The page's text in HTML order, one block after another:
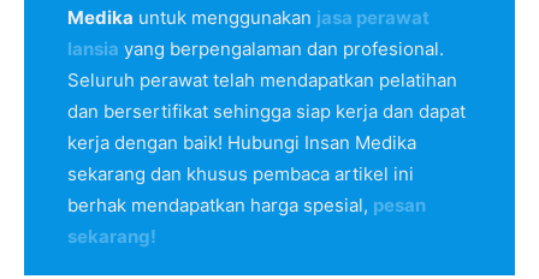
Medika untuk menggunakan jasa perawat
lansia yang berpengalaman dan profesional.
Seluruh perawat telah mendapatkan pelatihan
dan bersertifikat sehingga siap kerja dan dapat
kerja dengan baik! Hubungi Insan Medika
sekarang dan khusus pembaca artikel ini
berhak mendapatkan harga spesial, pesan
sekarang!